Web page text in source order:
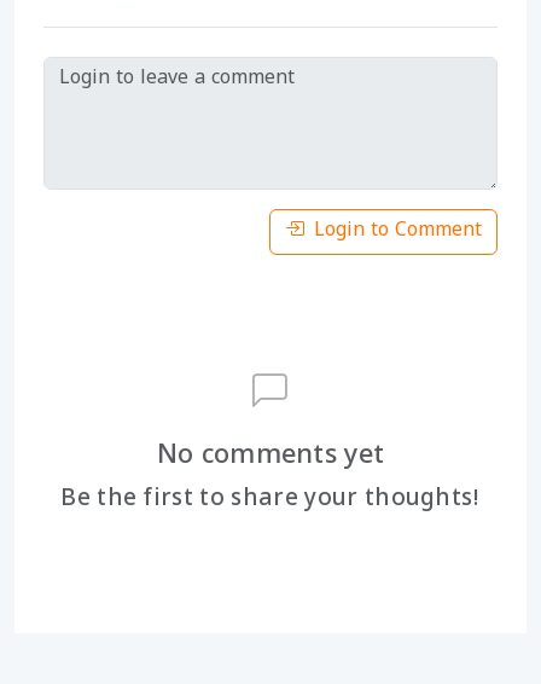
Login to Comment
No comments yet
Be the first to share your thoughts!